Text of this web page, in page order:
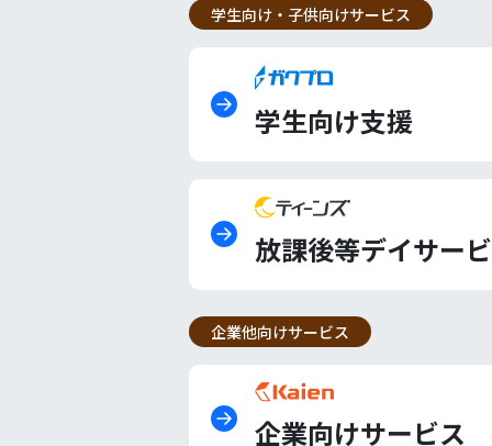
学生向け・子供向けサービス
学生向け支援
放課後等デイサー
企業他向けサービス
企業向けサービス